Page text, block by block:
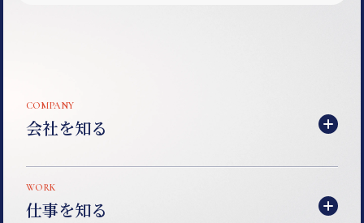
COMPANY
会社を知る
WORK
仕事を知る